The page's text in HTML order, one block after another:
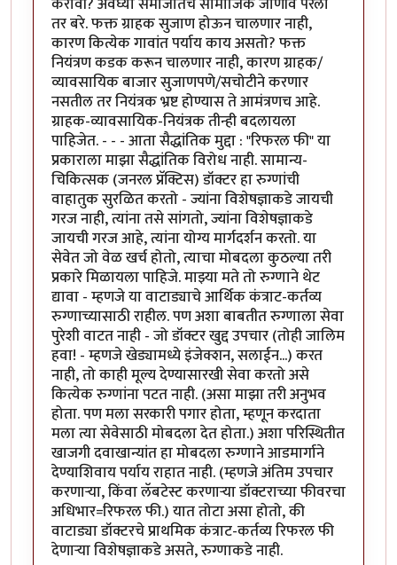
तर बरे. फक्त ग्राहक सुजाण होऊन चालणार नाही,
कारण कित्येक गावांत पर्याय काय असतो? फक्त
नियंत्रण कडक करून चालणार नाही, कारण ग्राहक/
व्यावसायिक बाजार सुजाणपणे/सचोटीने करणार
नसतील तर नियंत्रक भ्रष्ट होण्यास ते आमंत्रणच आहे.
ग्राहक-व्यावसायिक-नियंत्रक तीन्ही बदलायला
पाहिजेत. - - - आता सैद्धांतिक मुद्दा : "रिफरल फी" या
प्रकाराला माझा सैद्धांतिक विरोध नाही. सामान्य-
चिकित्सक (जनरल प्रॅक्टिस) डॉक्टर हा रुग्णांची
वाहातुक सुरळित करतो - ज्यांना विशेषज्ञाकडे जायची
गरज नाही, त्यांना तसे सांगतो, ज्यांना विशेषज्ञाकडे
जायची गरज आहे, त्यांना योग्य मार्गदर्शन करतो. या
सेवेत जो वेळ खर्च होतो, त्याचा मोबदला कुठल्या तरी
प्रकारे मिळायला पाहिजे. माझ्या मते तो रुग्णाने थेट
द्यावा - म्हणजे या वाटाड्याचे आर्थिक कंत्राट-कर्तव्य
रुग्णाच्यासाठी राहील. पण अशा बाबतीत रुग्णाला सेवा
पुरेशी वाटत नाही - जो डॉक्टर खुद्द उपचार (तोही जालिम
हवा! - म्हणजे खेड्यामध्ये इंजेक्शन, सलाईन...) करत
नाही, तो काही मूल्य देण्यासारखी सेवा करतो असे
कित्येक रुग्णांना पटत नाही. (असा माझा तरी अनुभव
होता. पण मला सरकारी पगार होता, म्हणून करदाता
मला त्या सेवेसाठी मोबदला देत होता.) अशा परिस्थितीत
खाजगी दवाखान्यांत हा मोबदला रुग्णाने आडमार्गाने
देण्याशिवाय पर्याय राहात नाही. (म्हणजे अंतिम उपचार
करणार्‍या, किंवा लॅबटेस्ट करणार्‍या डॉक्टराच्या फीवरचा
अधिभार=रिफरल फी.) यात तोटा असा होतो, की
वाटाड्या डॉक्टरचे प्राथमिक कंत्राट-कर्तव्य रिफरल फी
देणार्‍या विशेषज्ञाकडे असते, रुग्णाकडे नाही.